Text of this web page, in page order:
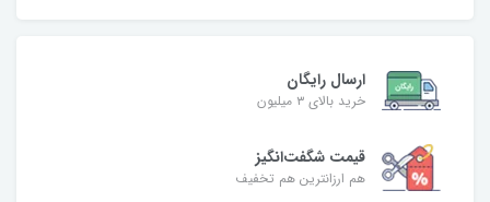
ارسال رایگان
خرید بالای ۳ میلیون
قیمت شگفت‌انگیز
هم ارزانترین هم تخفیف